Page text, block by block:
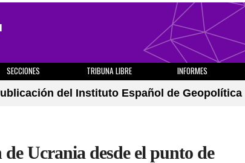
SECCIONES TRIBUNA LIBRE INFORMES
del Instituto Español de Geopolítica
Ucrania desde el punto de